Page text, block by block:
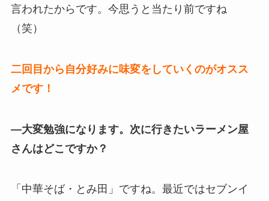
言われたからです。 今思うと当たり前ですね
（笑）
二回目から自分好みに味変をしていくのがオスス
メです！
—大変勉強になります。次に行きたいラーメン屋
さんはどこですか？
「中華そば・とみ田」ですね。最近ではセブンイ